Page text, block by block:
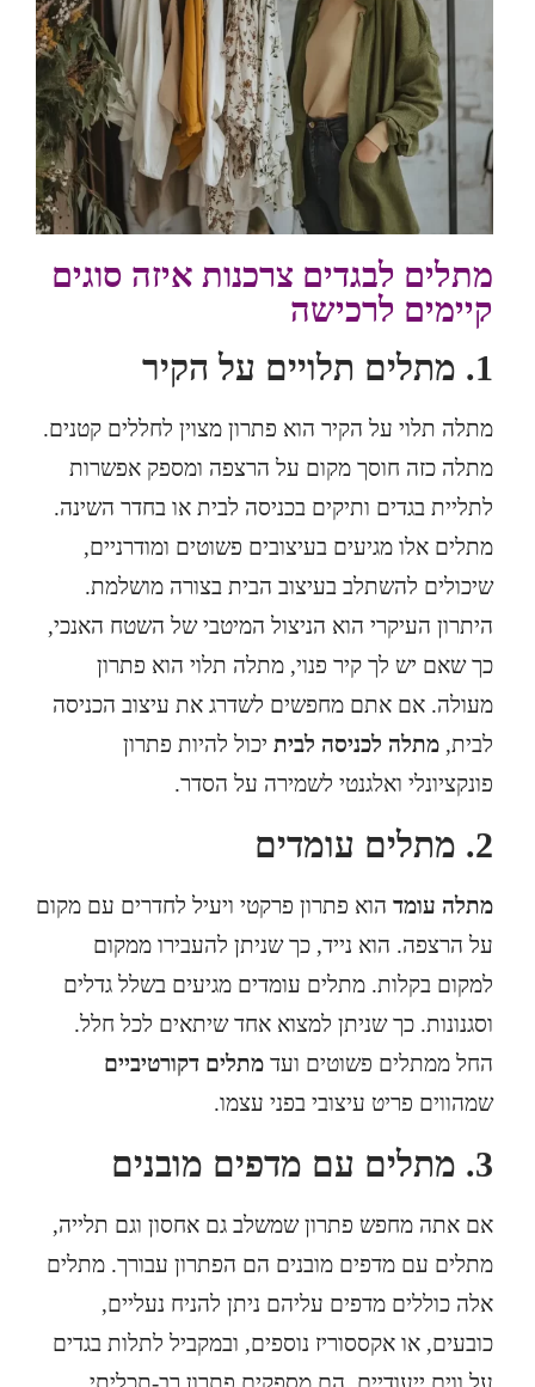
מתלים לבגדים צרכנות איזה סוגים
קיימים לרכישה
1. מתלים תלויים על הקיר
מתלה תלוי על הקיר הוא פתרון מצוין לחללים קטנים.
מתלה כזה חוסך מקום על הרצפה ומספק אפשרות
לתליית בגדים ותיקים בכניסה לבית או בחדר השינה.
מתלים אלו מגיעים בעיצובים פשוטים ומודרניים,
שיכולים להשתלב בעיצוב הבית בצורה מושלמת.
היתרון העיקרי הוא הניצול המיטבי של השטח האנכי,
כך שאם יש לך קיר פנוי, מתלה תלוי הוא פתרון
מעולה. אם אתם מחפשים לשדרג את עיצוב הכניסה
לבית, מתלה לכניסה לבית יכול להיות פתרון
פונקציונלי ואלגנטי לשמירה על הסדר.
2. מתלים עומדים
מתלה עומד הוא פתרון פרקטי ויעיל לחדרים עם מקום
על הרצפה. הוא נייד, כך שניתן להעבירו ממקום
למקום בקלות. מתלים עומדים מגיעים בשלל גדלים
וסגנונות. כך שניתן למצוא אחד שיתאים לכל חלל.
החל ממתלים פשוטים ועד מתלים דקורטיביים
שמהווים פריט עיצובי בפני עצמו.
3. מתלים עם מדפים מובנים
אם אתה מחפש פתרון שמשלב גם אחסון וגם תלייה,
מתלים עם מדפים מובנים הם הפתרון עבורך. מתלים
אלה כוללים מדפים עליהם ניתן להניח נעליים,
כובעים, או אקססוריז נוספים, ובמקביל לתלות בגדים